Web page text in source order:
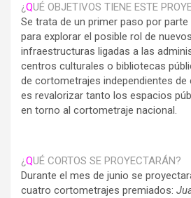
¿QUÉ OBJETIVOS TIENE ESTE
Se trata de un primer paso por
para explorar el posible rol de
infraestructuras ligadas a las
centros culturales o bibliotecas
de cortometrajes independientes de
es revalorizar tanto los espacios
en torno al cortometraje nacional.
¿QUÉ CORTOS SE PROYECTARÁN?
Durante el mes de junio se
cuatro cortometrajes premiados: